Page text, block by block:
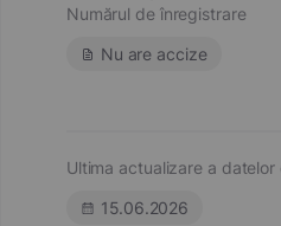
Numărul de înregistrare
Nu are accize
Ultima actualizare a datelor
15.06.2026